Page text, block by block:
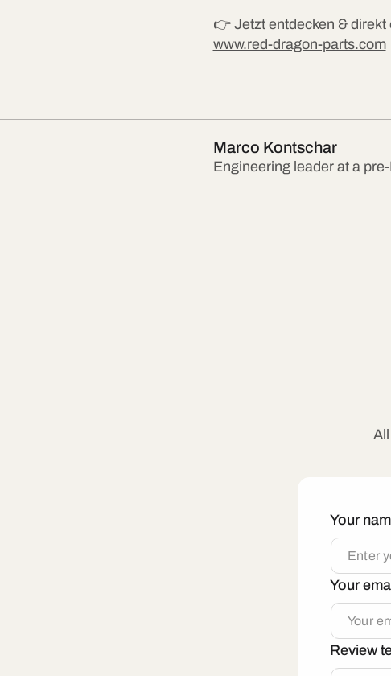
👉 Jetzt entdecken & direkt
www.red-dragon-parts.com
Marco Kontschar
Engineering leader at a
Your
Your
Review